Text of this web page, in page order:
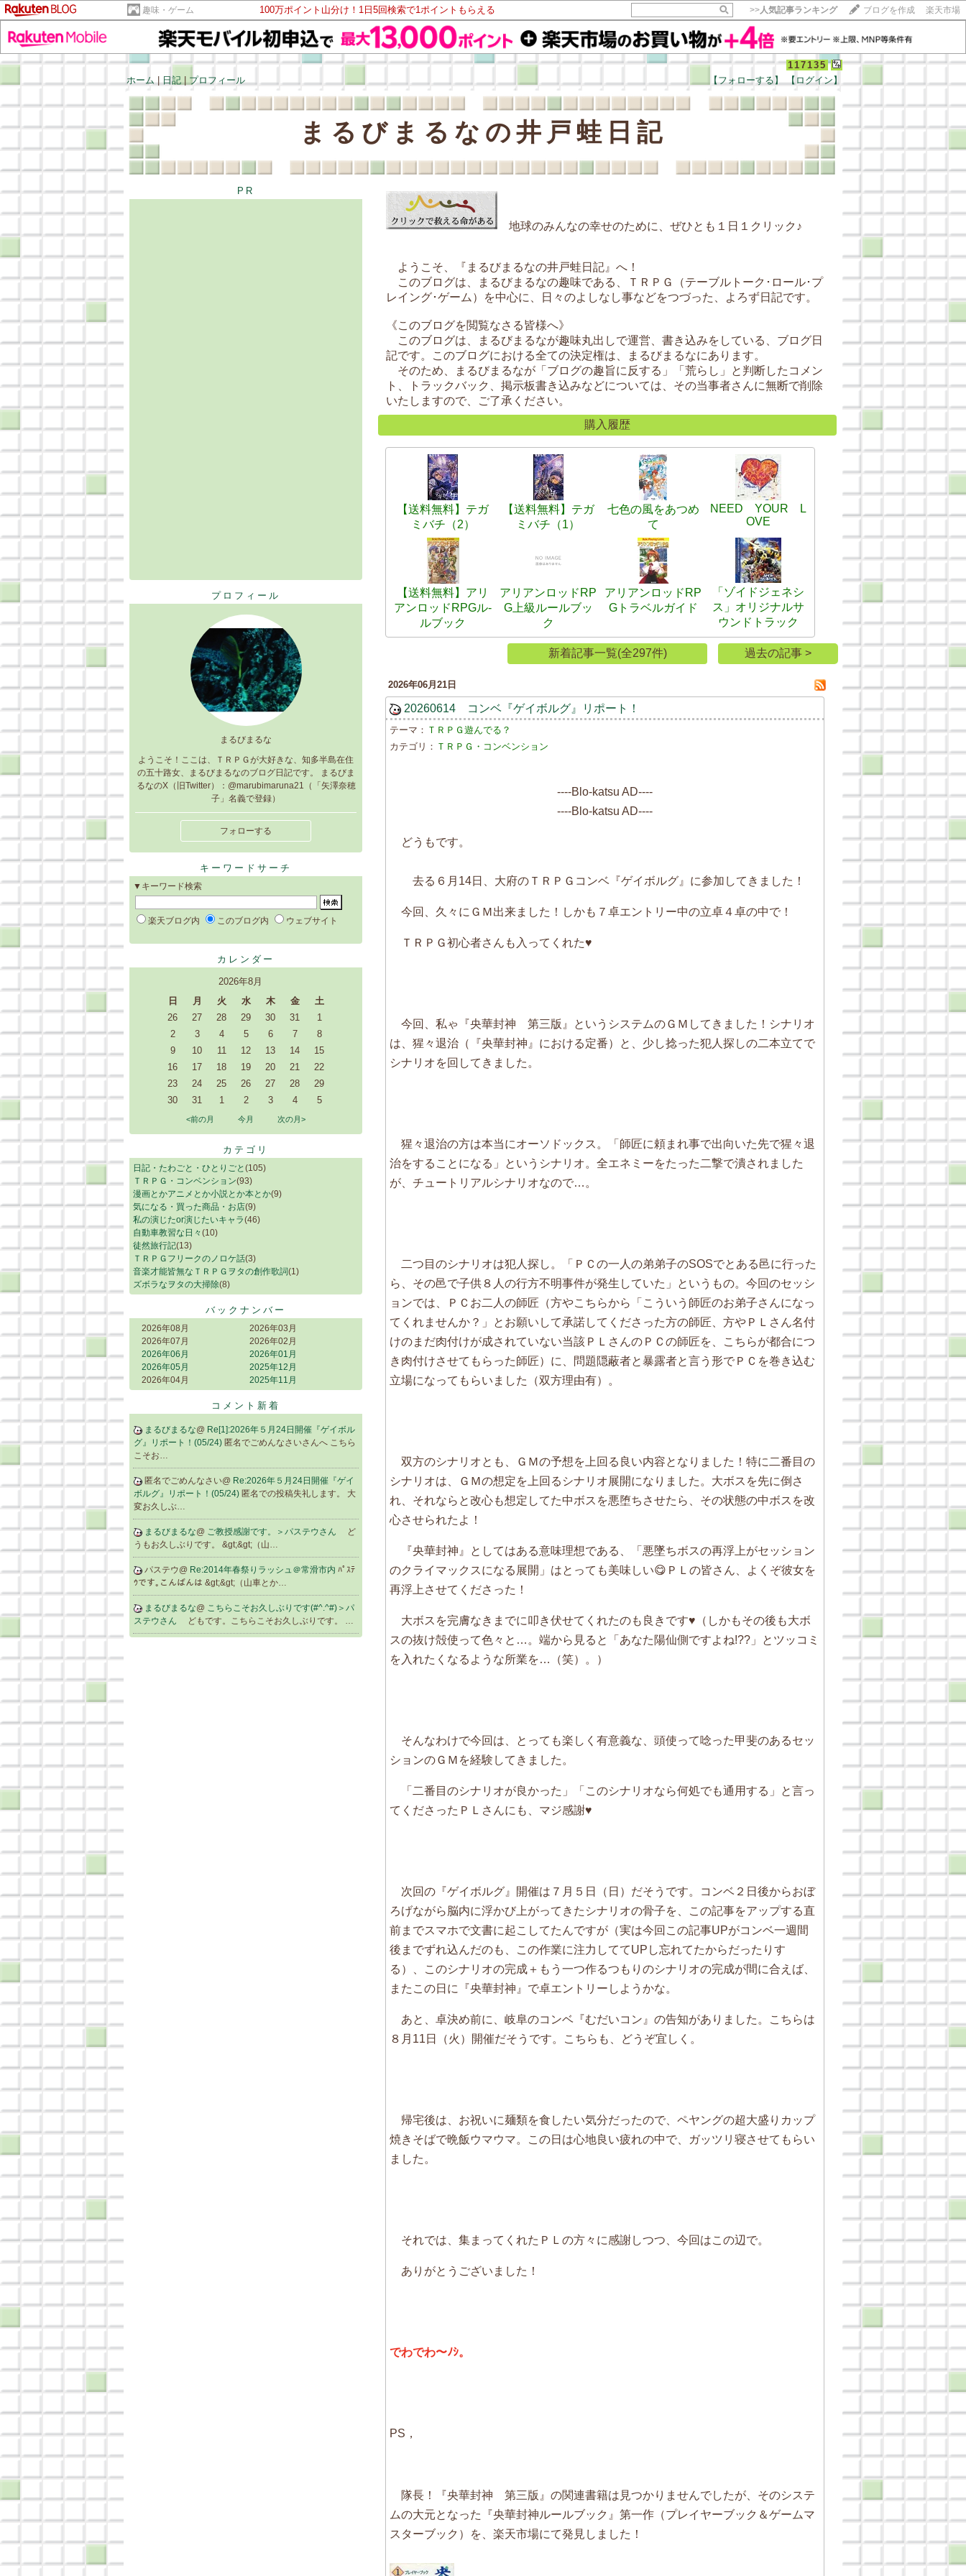
趣味・ゲーム 100万ポイント山分け！1日5回検索で1ポイントもらえる >>人気記事ランキング ブログを作成 楽天市場
117135
ホーム|日記|プロフィール 【フォローする】 【ログイン】
まるびまるなの井戸蛙日記
PR
プロフィール
まるびまるな
ようこそ！ここは、ＴＲＰＧが大好きな、知多半島在住
の五十路女、まるびまるなのブログ日記です。 まるびま
るなのX（旧Twitter）：@marubimaruna21（「矢澤奈穂
子」名義で登録）
フォローする
キーワードサーチ
▼キーワード検索
楽天ブログ内 このブログ内 ウェブサイト
カレンダー
2026年8月
日
月 火 水 木 金
土
26
27 28 29 30 31
1
2
3 4 5 6 7
8
9
10 11 12 13 14
15
16
17 18 19 20 21
22
23
24 25 26 27 28
29
30
31 1 2 3 4 5
<前の月 今月 次の月>
カテゴリ
日記・たわごと・ひとりごと (105)
ＴＲＰＧ・コンベンション(93)
漫画とかアニメとか小説とか本とか(9)
気になる・買った商品・お店(9)
私の演じたor演じたいキャラ(46)
自動車教習な日々(10)
徒然旅行記(13)
ＴＲＰＧフリークのノロケ話(3)
音楽才能皆無なＴＲＰＧヲタの創作歌詞(1)
ズボラなヲタの大掃除(8)
バックナンバー
2026年08月
2026年07月
2026年06月
2026年05月
2026年04月
2026年03月
2026年02月
2026年01月
2025年12月
2025年11月
コメント新着
まるびまるな@ Re[1]:2026年５月24日開催『ゲイボル
グ』リポート！(05/24) 匿名でごめんなさいさんへ こちら
こそお…
匿名でごめんなさい@ Re:2026年５月24日開催『ゲイ
ボルグ』リポート！(05/24) 匿名での投稿失礼します。 大
変お久しぶ…
まるびまるな@ ご教授感謝です。＞パステウさん
ど
うもお久しぶりです。 &gt;&gt;（山…
パステウ@ Re:2014年春祭りラッシュ＠常滑市内 ﾊﾟｽﾃ
ｳです｡こんばんは &gt;&gt;（山車とか…
まるびまるな@ こちらこそお久しぶりです(#^.^#)＞パ
ステウさん
どもです。こちらこそお久しぶりです。 …
地球のみんなの幸せのために、ぜひとも１日１クリック♪
ようこそ、『まるびまるなの井戸蛙日記』へ！
このブログは、まるびまるなの趣味である、ＴＲＰＧ（テーブルトーク･ロール･プ
レイング･ゲーム）を中心に、日々のよしなし事などをつづった、よろず日記です。
《このブログを閲覧なさる皆様へ》
このブログは、まるびまるなが趣味丸出しで運営、書き込みをしている、ブログ日
記です。このブログにおける全ての決定権は、まるびまるなにあります。
そのため、まるびまるなが「ブログの趣旨に反する」「荒らし」と判断したコメン
ト、トラックバック、掲示板書き込みなどについては、その当事者さんに無断で削除
いたしますので、ご了承ください。
購入履歴
【送料無料】テガ
ミバチ（2）
【送料無料】テガ
ミバチ（1）
七色の風をあつめ
て
NEED YOUR L
OVE
【送料無料】アリ
アンロッドRPGル-
ルブック
アリアンロッドRP
G上級ルールブッ
ク
アリアンロッドRP
Gトラベルガイド
「ゾイドジェネシ
ス」オリジナルサ
ウンドトラック
新着記事一覧(全297件) 過去の記事 >
2026年06月21日
20260614 コンベ『ゲイボルグ』リポート！
テーマ： ＴＲＰＧ遊んでる？
カテゴリ： ＴＲＰＧ・コンベンション
----Blo-katsu AD----
----Blo-katsu AD----
どうもです。
去る６月14日、大府のＴＲＰＧコンベ『ゲイボルグ』に参加してきました！
今回、久々にＧＭ出来ました！しかも７卓エントリー中の立卓４卓の中で！
ＴＲＰＧ初心者さんも入ってくれた♥
今回、私ゃ『央華封神 第三版』というシステムのＧＭしてきました！シナリオ
は、猩々退治（『央華封神』における定番）と、少し捻った犯人探しの二本立てで
シナリオを回してきました。
猩々退治の方は本当にオーソドックス。「師匠に頼まれ事で出向いた先で猩々退
治をすることになる」というシナリオ。全エネミーをたった二撃で潰されました
が、チュートリアルシナリオなので…。
二つ目のシナリオは犯人探し。「ＰＣの一人の弟弟子のSOSでとある邑に行った
ら、その邑で子供８人の行方不明事件が発生していた」というもの。今回のセッシ
ョンでは、ＰＣお二人の師匠（方やこちらから「こういう師匠のお弟子さんになっ
てくれませんか？」とお願いして承諾してくださった方の師匠、方やＰＬさん名付
けのまだ肉付けが成されていない当該ＰＬさんのＰＣの師匠を、こちらが都合につ
き肉付けさせてもらった師匠）に、問題隠蔽者と暴露者と言う形でＰＣを巻き込む
立場になってもらいました（双方理由有）。
双方のシナリオとも、ＧＭの予想を上回る良い内容となりました！特に二番目の
シナリオは、ＧＭの想定を上回るシナリオ展開になりました。大ボスを先に倒さ
れ、それならと改心も想定してた中ボスを悪堕ちさせたら、その状態の中ボスを改
心させられたよ！
『央華封神』としてはある意味理想である、「悪墜ちボスの再浮上がセッション
のクライマックスになる展開」はとっても美味しい😋ＰＬの皆さん、よくぞ彼女を
再浮上させてくださった！
大ボスを完膚なきまでに叩き伏せてくれたのも良きです♥（しかもその後も大ボ
スの抜け殻使って色々と…。端から見ると「あなた陽仙側ですよね!??」とツッコミ
を入れたくなるような所業を…（笑）。）
そんなわけで今回は、とっても楽しく有意義な、頭使って唸った甲斐のあるセッ
ションのＧＭを経験してきました。
「二番目のシナリオが良かった」「このシナリオなら何処でも通用する」と言っ
てくださったＰＬさんにも、マジ感謝♥
次回の『ゲイボルグ』開催は７月５日（日）だそうです。コンベ２日後からおぼ
ろげながら脳内に浮かび上がってきたシナリオの骨子を、この記事をアップする直
前までスマホで文書に起こしてたんですが（実は今回この記事UPがコンベ一週間
後までずれ込んだのも、この作業に注力しててUPし忘れてたからだったりす
る）、このシナリオの完成＋もう一つ作るつもりのシナリオの完成が間に合えば、
またこの日に『央華封神』で卓エントリーしようかな。
あと、卓決め前に、岐阜のコンベ『むだいコン』の告知がありました。こちらは
８月11日（火）開催だそうです。こちらも、どうぞ宜しく。
帰宅後は、お祝いに麺類を食したい気分だったので、ペヤングの超大盛りカップ
焼きそばで晩飯ウマウマ。この日は心地良い疲れの中で、ガッツリ寝させてもらい
ました。
それでは、集まってくれたＰＬの方々に感謝しつつ、今回はこの辺で。
ありがとうございました！
でわでわ〜ﾉｼ。
PS，
隊長！『央華封神 第三版』の関連書籍は見つかりませんでしたが、そのシステ
ムの大元となった『央華封神ルールブック』第一作（プレイヤーブック＆ゲームマ
スターブック）を、楽天市場にて発見しました！
15記事にいいね！で1ポイント
いいね! -- /--